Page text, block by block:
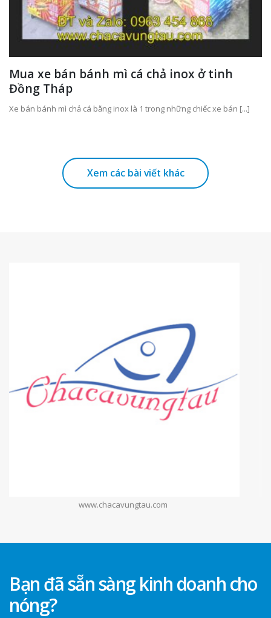
Mua xe bán bánh mì cá chả inox ở tinh
Đồng Tháp
Xe bán bánh mì chả cá bằng inox là 1 trong những chiếc xe bán [...]
Xem các bài viết khác
www.banhmichaca.vn
Bạn đã sẵn sàng kinh doanh cho
nóng?